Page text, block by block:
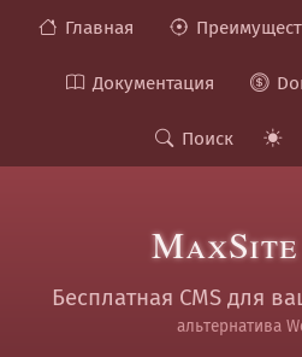
Главная
Документация
Поиск
MaxSite
Бесплатная CMS для
альтернатива